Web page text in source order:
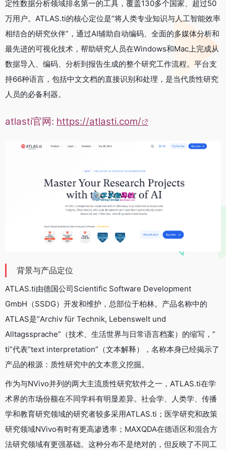
定性数据分析领域排名第一的工具，覆盖130多个国家、超过50
万用户。ATLAS.ti的核心定位是”将人类专业知识与人工智能效率
相结合的研究伙伴”，通过AI辅助自动编码、全面的多媒体分析和
最先进的可视化技术，帮助研究人员在Windows和Mac上完成从
数据导入、编码、分析到报告生成的整个研究工作流程。平台支
持66种语言，包括中文文档的直接识别和处理，是当代质性研究
人员的必备利器。
atlasti官网: https://atlasti.com/
背景与产品定位
ATLAS.ti由德国公司Scientific Software Development
GmbH（SSDG）开发和维护，总部位于柏林。产品名称中的
ATLAS是”Archiv für Technik, Lebenswelt und
Alltagssprache”（技术、生活世界与日常语言档案）的缩写，”
ti”代表”text interpretation”（文本解释），名称本身已经揭示了
产品的根源：质性研究中的文本意义挖掘。
作为与NVivo并列的两大主流质性研究软件之一，ATLAS.ti在学
术界的市场份额在不同学科有明显差异。社会学、人类学、传播
学和教育研究领域的研究者较多采用ATLAS.ti；医学研究和政策
研究领域NVivo有时有更高渗透率；MAXQDA在德语区和混合方
法研究领域有更强基础。这种分布不是绝对的，但反映了不同工